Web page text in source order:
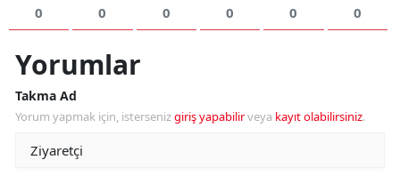
0 0 0 0 0 0
Yorumlar
Takma Ad
Yorum yapmak için, istersenizgiriş yapabilirveya kayıt olabilirsiniz.